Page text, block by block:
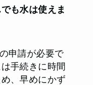
も水は使えま
申請が必要で
手続きに時間
、早めにかず